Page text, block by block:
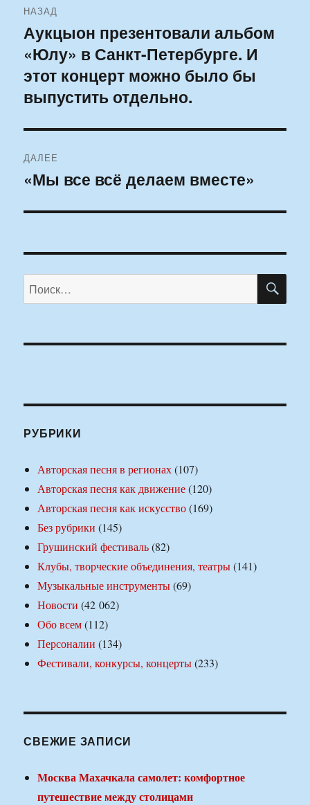
по
записям
НАЗАД
Предыдущая
запись:
Аукцыон презентовали альбом
«Юлу» в Санкт-Петербурге. И
этот концерт можно было бы
выпустить отдельно.
ДАЛЕЕ
Следующая
«Мы все всё делаем вместе»
Искать:
РУБРИКИ
Авторская песня в регионах(107)
Авторская песня как движение(120)
Авторская песня как искусство(169)
Без рубрики (145)
Грушинский фестиваль(82)
Клубы, творческие объединения, театры(141)
Музыкальные инструменты(69)
Новости (42 062)
Обо всем(112)
Персоналии (134)
Фестивали, конкурсы, концерты(233)
СВЕЖИЕ ЗАПИСИ
Москва Махачкала самолет: комфортное
путешествие между столицами